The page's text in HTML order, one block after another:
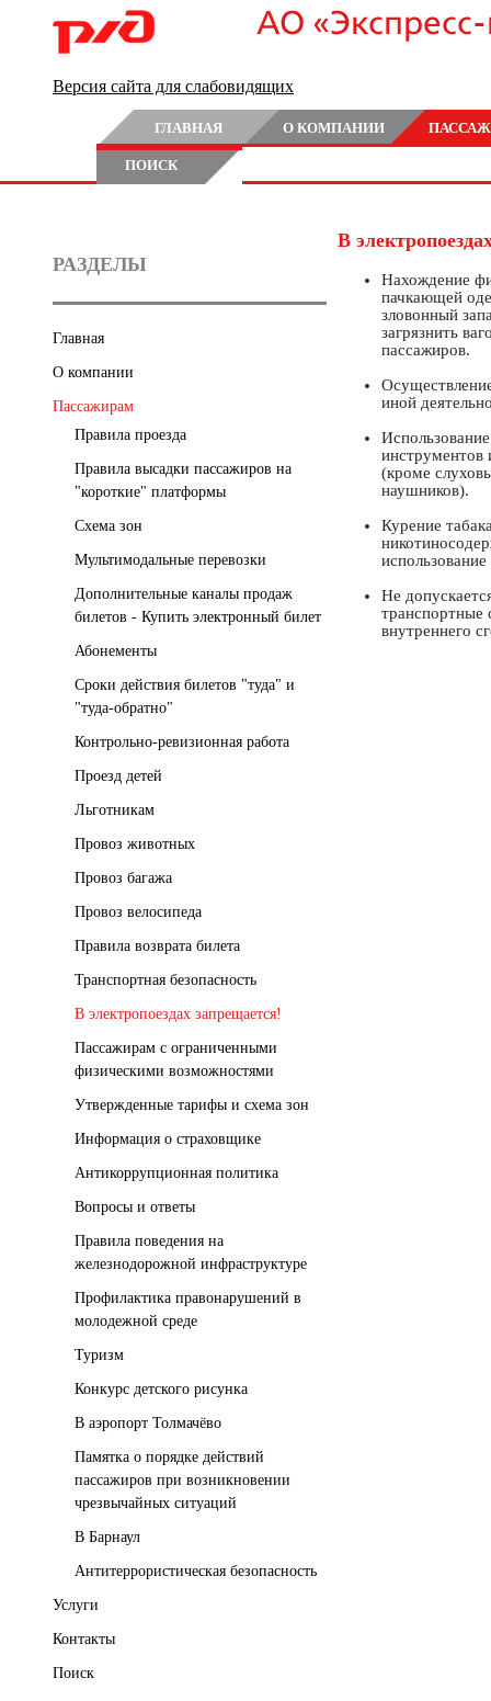
АО
Версия сайта для слабовидящих
ГЛАВНАЯ О КОМПАНИИ
ПОИСК
РАЗДЕЛЫ
Главная
О компании
Пассажирам
Правила проезда
Правила высадки пассажиров на
"короткие" платформы
Схема зон
Мультимодальные перевозки
Дополнительные каналы продаж
билетов - Купить электронный билет
Абонементы
Сроки действия билетов "туда" и
"туда-обратно"
Контрольно-ревизионная работа
Проезд детей
Льготникам
Провоз животных
Провоз багажа
Провоз велосипеда
Правила возврата билета
Транспортная безопасность
В электропоездах запрещается!
Пассажирам с ограниченными
физическими возможностями
Утвержденные тарифы и схема зон
Информация о страховщике
Антикоррупционная политика
Вопросы и ответы
Правила поведения на
железнодорожной инфраструктуре
Профилактика правонарушений в
молодежной среде
Туризм
Конкурс детского рисунка
В аэропорт Толмачёво
Памятка о порядке действий
пассажиров при возникновении
чрезвычайных ситуаций
В Барнаул
Антитеррористическая безопасность
Услуги
Контакты
Поиск
В
Нахождение
пачкающей
зловонный
загрязнить
пассажиров.
иной
инструментов
(кроме
наушников).
Курение
использование
Не
транспортные
внутреннего